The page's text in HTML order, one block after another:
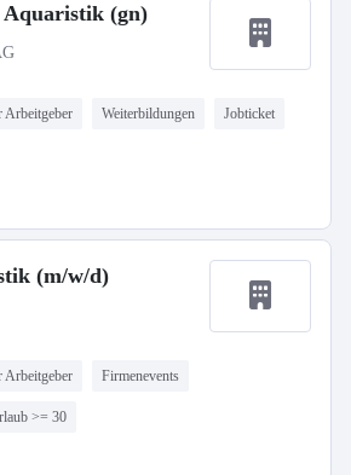
(gn)
Arbeitgeber Weiterbildungen Jobticket
(m/w/d)
Arbeitgeber Firmenevents
>= 30